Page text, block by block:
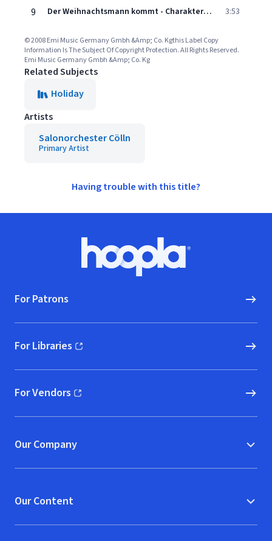
9 Der Weihnachtsmann kommt - Charakterstück nach bekannten Weihnachtsliedern 3:53
© 2008 Emi Music Germany Gmbh &Amp; Co. Kgthis Label Copy
Information Is The Subject Of Copyright Protection. All Rights Reserved.
Emi Music Germany Gmbh &Amp; Co. Kg
Related Subjects
Holiday
Artists
Salonorchester Cölln
Primary Artist
Having trouble with this title?
Hoopla logo, Go to homepage
For Patrons
For Libraries
(opens in new window)
For Vendors
(opens in new window)
Our Company
Our Content